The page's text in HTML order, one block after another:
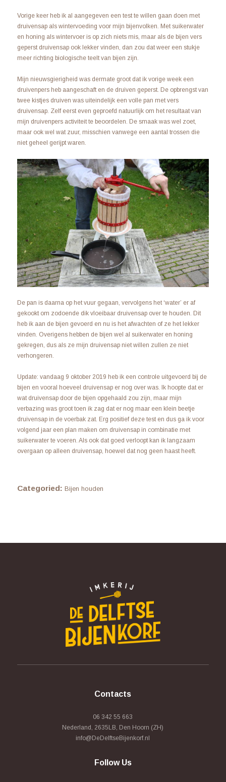
Vorige keer heb ik al aangegeven een test te willen gaan doen met
druivensap als wintervoeding voor mijn bijenvolken. Met suikerwater
en honing als wintervoer is op zich niets mis, maar als de bijen vers
geperst druivensap ook lekker vinden, dan zou dat weer een stukje
meer richting biologische teelt van bijen zijn.
Mijn nieuwsgierigheid was dermate groot dat ik vorige week een
druivenpers heb aangeschaft en de druiven geperst. De opbrengst van
twee kistjes druiven was uiteindelijk een volle pan met vers
druivensap. Zelf eerst even geproefd natuurlijk om het resultaat van
mijn druivenpers activiteit te beoordelen. De smaak was wel zoet,
maar ook wel wat zuur, misschien vanwege een aantal trossen die
niet geheel gerijpt waren.
De pan is daarna op het vuur gegaan, vervolgens het ‘water’ er af
gekookt om zodoende dik vloeibaar druivensap over te houden. Dit
heb ik aan de bijen gevoerd en nu is het afwachten of ze het lekker
vinden. Overigens hebben de bijen wel al suikerwater en honing
gekregen, dus als ze mijn druivensap niet willen zullen ze niet
verhongeren.
Update: vandaag 9 oktober 2019 heb ik een controle uitgevoerd bij de
bijen en vooral hoeveel druivensap er nog over was. Ik hoopte dat er
wat druivensap door de bijen opgehaald zou zijn, maar mijn
verbazing was groot toen ik zag dat er nog maar een klein beetje
druivensap in de voerbak zat. Erg positief deze test en dus ga ik voor
volgend jaar een plan maken om druivensap in combinatie met
suikerwater te voeren. Als ook dat goed verloopt kan ik langzaam
overgaan op alleen druivensap, hoewel dat nog geen haast heeft.
Categoried: Bijen houden
Contacts
06 342 55 663
Nederland, 2635LB, Den Hoorn (ZH)
info@DeDelftseBijenkorf.nl
Follow Us